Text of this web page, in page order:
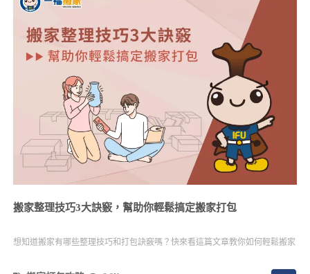
搬家整理技巧3大訣竅，幫助你輕鬆搞定搬家打包
想知道搬家有哪些整理技巧和打包訣竅嗎？快來看這篇文章教你如何輕鬆搬家